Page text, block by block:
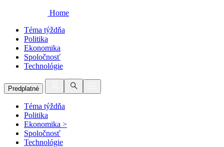
Home
Téma týždňa
Politika
Ekonomika
Spoločnosť
Technológie
Predplatné
Téma týždňa
Politika
Ekonomika >
Spoločnosť
Technológie